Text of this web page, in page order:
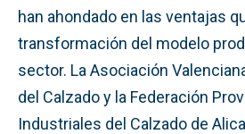
han ahondado en las ventajas
transformación del modelo
sector. La Asociación
del Calzado y la Federación
Industriales del Calzado de